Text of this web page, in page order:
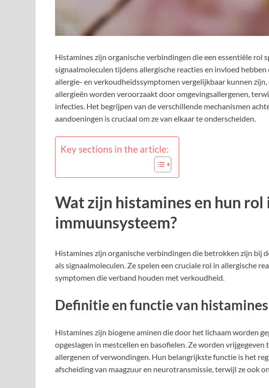
Histamines zijn organische verbindingen die een essentiële rol
signaalmoleculen tijdens allergische reacties en invloed
allergie- en verkoudheidssymptomen vergelijkbaar kunnen
allergieën worden veroorzaakt door omgevingsallergenen,
infecties. Het begrijpen van de verschillende mechanismen
aandoeningen is cruciaal om ze van elkaar te onderscheiden.
Key sections in the article:
Wat zijn histamines en hun rol
immuunsysteem?
Histamines zijn organische verbindingen die betrokken zijn bij
als signaalmoleculen. Ze spelen een cruciale rol in allergische
symptomen die verband houden met verkoudheid.
Definitie en functie van histamines
Histamines zijn biogene aminen die door het lichaam worden
opgeslagen in mestcellen en basofielen. Ze worden
allergenen of verwondingen. Hun belangrijkste functie is het
afscheiding van maagzuur en neurotransmissie, terwijl ze ook